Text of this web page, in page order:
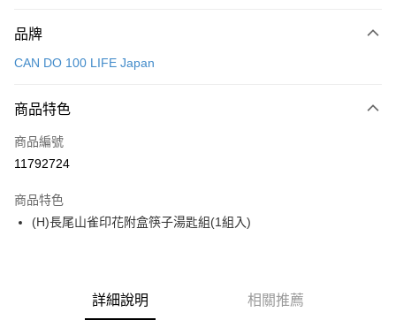
信用卡一次付款
Apple Pay
街口支付
Google Pay
品牌
CAN DO 100 LIFE Japan
商品特色
商品編號
11792724
商品特色
(H)長尾山雀印花附盒筷子湯匙組(1組入)
詳細說明 相關推薦